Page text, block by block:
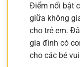
Điểm nổi bật
giữa không
cho trẻ em.
gia đình có
cho các bé